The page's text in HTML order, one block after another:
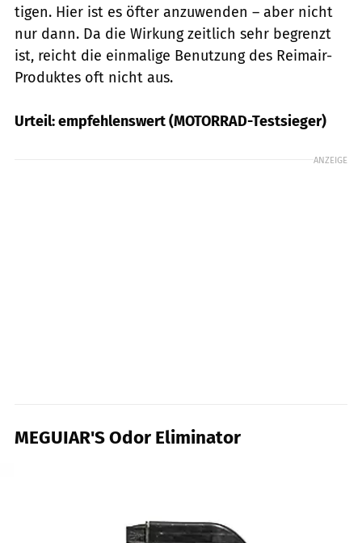
tigen. Hier ist es öfter anzuwenden – aber nicht
nur dann. Da die Wirkung zeitlich sehr begrenzt
ist, reicht die einmalige Benutzung des Reimair-
Produktes oft nicht aus.
Urteil: empfehlenswert (MOTORRAD-Testsieger)
ANZEIGE
MEGUIAR'S Odor Eliminator